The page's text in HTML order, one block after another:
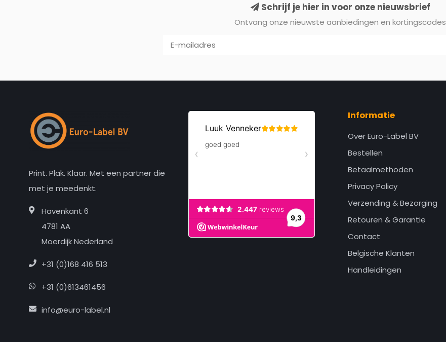
Schrijf je hier in voor onze nieuwsbrief
Ontvang onze nieuwste aanbiedingen en kortingscodes
Print. Plak. Klaar. Met een partner die
met je meedenkt.
Havenkant 6
4781 AA
Moerdijk Nederland
+31 (0)168 416 513
+31 (0)613461456
info@euro-label.nl
Informatie
Over Euro-Label BV
Bestellen
Betaalmethoden
Privacy Policy
Verzending & Bezorging
Retouren & Garantie
Contact
Belgische Klanten
Handleidingen